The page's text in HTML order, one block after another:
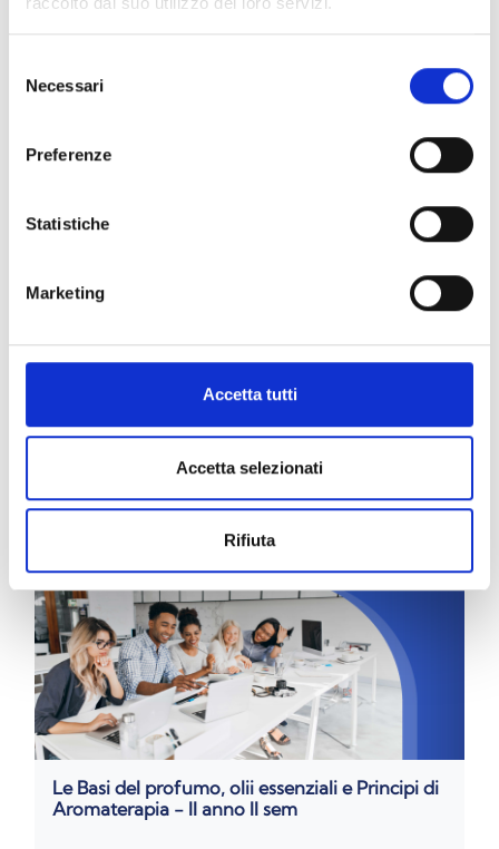
delNecessari
Preferenze
Statistiche
Marketing
Accetta tutti
Accetta selezionati
Rifiuta
Benessere - II anno II sem
Prodotti Nutraceutici per il Benessere - II anno
Le Basi del profumo, olii essenziali e Principi di
Aromaterapia - II anno II sem